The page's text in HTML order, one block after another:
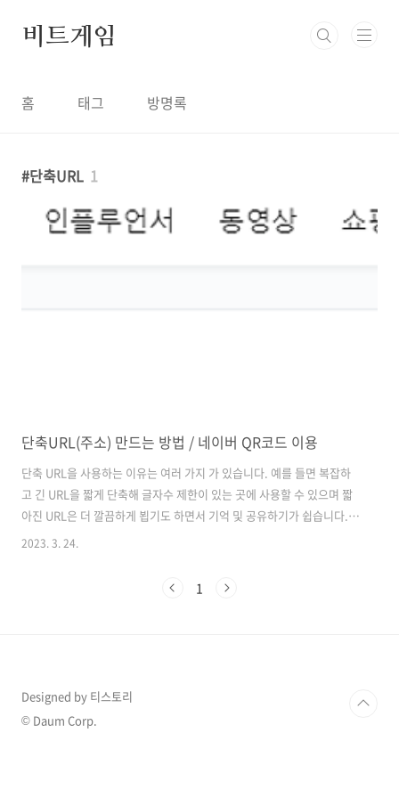
비트게임
홈 태그 방명록
단축URL 1
단축URL(주소) 만드는 방법 / 네이버 QR코드 이용
단축 URL을 사용하는 이유는 여러 가지 가 있습니다. 예를 들면 복잡하
고 긴 URL을 짧게 단축해 글자수 제한이 있는 곳에 사용할 수 있으며 짧
아진 URL은 더 깔끔하게 뵙기도 하면서 기억 및 공유하기가 쉽습니다.
단축 URL의 이점은 여러 가지가 있지만 제가 사용하고자 하는 이유는 블
그를 홍보하고 싶은데 직접적으로 제 블로그의 URL을 링크로 걸면 대놓
2023. 3. 24.
1
Designed by 티스토리
© Daum Corp.